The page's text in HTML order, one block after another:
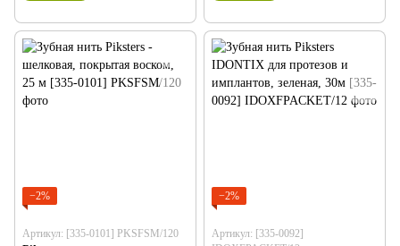
−2%
Артикул: [335-0101] PKSFSM/120
−2%
Артикул: [335-0092]